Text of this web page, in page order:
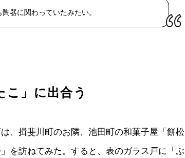
器に関わっていたみたい。
こ」に出合う
、揖斐川町のお隣、池田町の和菓子屋「餅松
を訪ねてみた。すると、表のガラス戸に「ぶ